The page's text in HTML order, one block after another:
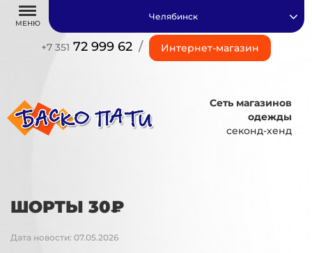
МЕНЮ
+7 351 72 999 62 / Интернет-магазин
Челябинск
Сеть магазинов
одежды
секонд-хенд
ШОРТЫ 30₽
Дата новости: 07.05.2026